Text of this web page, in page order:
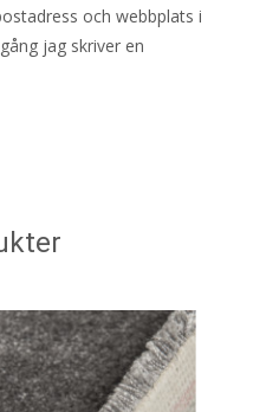
och webbplats i
jag skriver en